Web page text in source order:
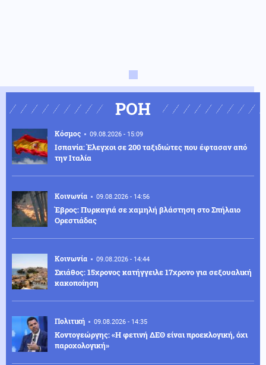
ΡΟΗ
Κόσμος 09.08.2026 - 15:09
Ισπανία: Έλεγχοι σε 200 ταξιδιώτες που έφτασαν από
την Ιταλία
Κοινωνία 09.08.2026 - 14:56
Έβρος: Πυρκαγιά σε χαμηλή βλάστηση στο Σπήλαιο
Ορεστιάδας
Κοινωνία 09.08.2026 - 14:44
Σκιάθος: 15χρονος κατήγγειλε 17χρονο για σεξουαλική
κακοποίηση
Πολιτική 09.08.2026 - 14:35
Κοντογεώργης: «Η φετινή ΔΕΘ είναι προεκλογική, όχι
παροχολογική»